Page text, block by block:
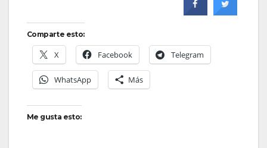
Comparte esto:
X Facebook Telegram
WhatsApp Más
Me gusta esto: